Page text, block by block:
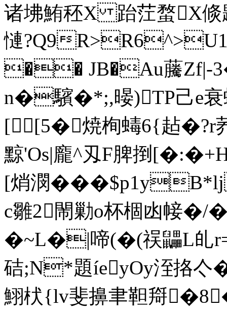
诸坲鮪秠X 跆茳蝥X
慩?Q9
�� JB�Au虅Zf|-
n�驞�*;,暥)TP己e
[[5�焼栒蝳6{趈�?r
黥'Os|龐^刄F脾捯[�
[焇潣�
c雛2閙勦o杯棝凼帹�/
�~L�|啼(�(祦鼺L
硈;N*題íeyOy洷挌亽
鮙枤{lv斐擤聿靼搿